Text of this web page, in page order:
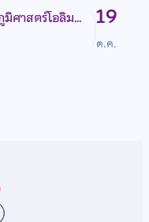
19
ต.ค.
มิศาสตร์โอลิม…